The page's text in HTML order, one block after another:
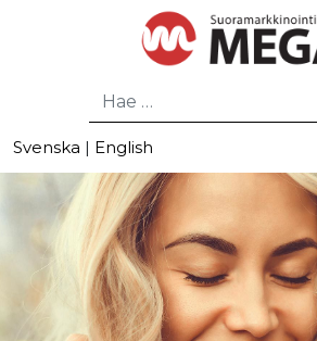
Hae
Svenska | English